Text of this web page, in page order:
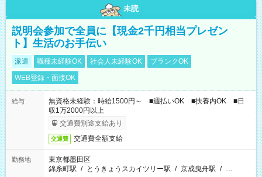
未読
説明会参加で全員に【現金2千円相当プレゼン
ト】生活のお手伝い
派遣 職種未経験OK 社会人未経験OK
ブランクOK
WEB登録・面接OK
給与
無資格未経験：時給1500円～ ■週払いOK ■扶養内OK ■日
収1万2000円以上
交通費別途支給あり
交通費 交通費全額支給
勤務地
東京都墨田区
錦糸町駅 / とうきょうスカイツリー駅 / 京成曳舟駅 / …